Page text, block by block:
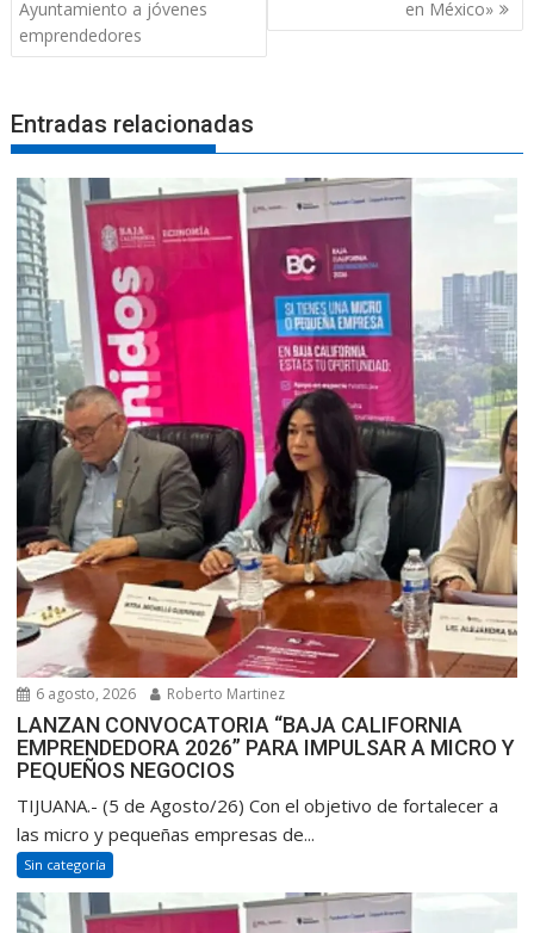
entradas
Ayuntamiento a jóvenes
emprendedores
en México»
Entradas relacionadas
6 agosto, 2026 Roberto Martinez
LANZAN CONVOCATORIA “BAJA CALIFORNIA
EMPRENDEDORA 2026” PARA IMPULSAR A MICRO Y
PEQUEÑOS NEGOCIOS
TIJUANA.- (5 de Agosto/26) Con el objetivo de fortalecer a
las micro y pequeñas empresas de...
Sin categoría